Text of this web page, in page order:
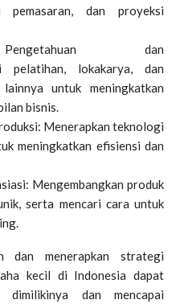
dan proyeksi
dan
pelatihan, lokakarya, dan
untuk meningkatkan
bisnis.
Menerapkan teknologi
meningkatkan efisiensi dan
Mengembangkan produk
serta mencari cara untuk
dan menerapkan strategi
kecil di Indonesia dapat
dimilikinya dan mencapai